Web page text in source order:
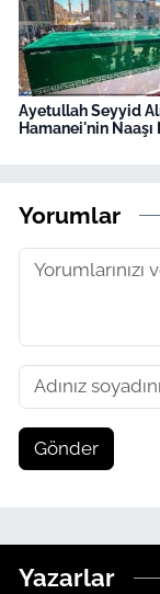
Ayetullah Seyyid
Hamanei'nin
Yorumlar
Gönder
Yazarlar